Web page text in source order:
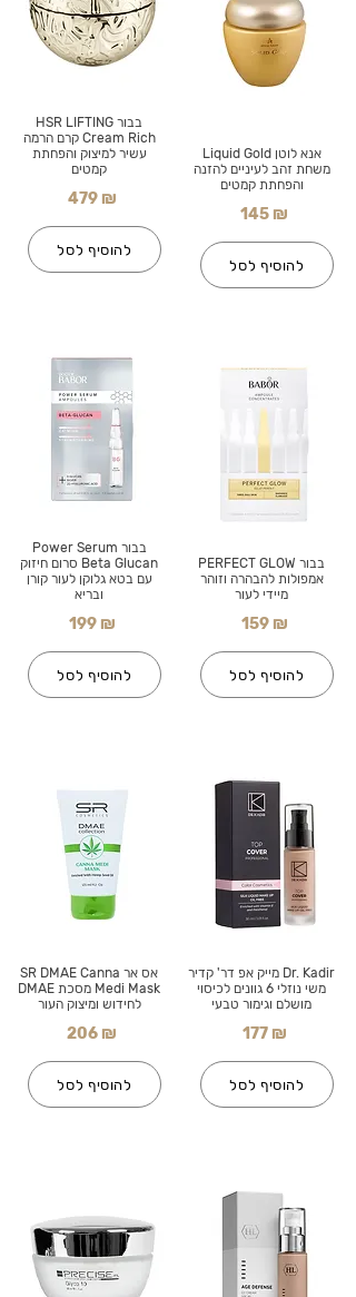
בבור HSR LIFTING
Cream Rich קרם הרמה
עשיר למיצוק והפחתת
קמטים
479 ₪
להוסיף לסל
בבור Power Serum
Beta Glucan סרום חיזוק
עם בטא גלוקן לעור קורן
ובריא
199 ₪
להוסיף לסל
אס אר SR DMAE Canna
Medi Mask מסכת DMAE
לחידוש ומיצוק העור
206 ₪
להוסיף לסל
אנא לוטן Liquid Gold
משחת זהב לעיניים להזנה
והפחתת קמטים
145 ₪
להוסיף לסל
בבור PERFECT GLOW
אמפולות להבהרה וזוהר
מיידי לעור
159 ₪
להוסיף לסל
Dr. Kadir מייק אפ דר' קדיר
משי נוזלי 6 גוונים לכיסוי
מושלם וגימור טבעי
177 ₪
להוסיף לסל